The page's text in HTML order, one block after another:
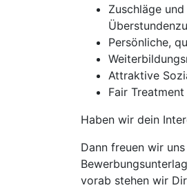
Zuschläge
Persönliche,
Attraktive
Fair Treatment
Haben wir dein
Dann freuen wir
vorab stehen wir